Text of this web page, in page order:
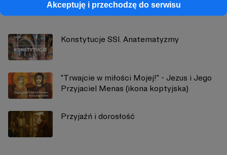
Akceptuję i przechodzę do serwisu
Zobacz również
Konstytucje SSI. Anatematyzmy
"Trwajcie w miłości Mojej!" - Jezus i Jego
Przyjaciel Menas (ikona koptyjska)
Przyjaźń i dorosłość